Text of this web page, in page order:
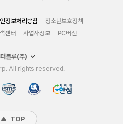
정보처리방침
청소년보호정책
센터 사업자정보 PC버전
블루(주)
All rights reserved.
TOP